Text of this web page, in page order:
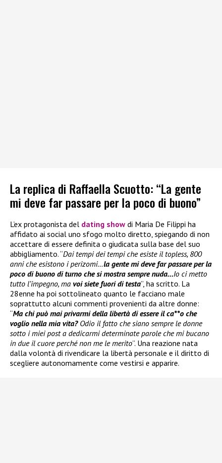
La replica di Raffaella Scuotto: “La gente
mi deve far passare per la poco di buono”
L’ex protagonista del dating show di Maria De Filippi ha
affidato ai social uno sfogo molto diretto, spiegando di non
accettare di essere definita o giudicata sulla base del suo
abbigliamento. “Dai tempi dei tempi che esiste il topless, 800
anni che esistono i perizomi…la gente mi deve far passare per la
poco di buono di turno che si mostra sempre nuda…Io ci metto
tutto l’impegno, ma voi siete fuori di testa”, ha scritto. La
28enne ha poi sottolineato quanto le facciano male
soprattutto alcuni commenti provenienti da altre donne:
“Ma chi può mai privarmi della libertà di essere il ca**o che
voglio nella mia vita? Odio il fatto che siano sempre le donne
sotto i miei post a dedicarmi determinate parole che mi bucano
in due il cuore perché non me le merito”. Una reazione nata
dalla volontà di rivendicare la libertà personale e il diritto di
scegliere autonomamente come vestirsi e apparire.